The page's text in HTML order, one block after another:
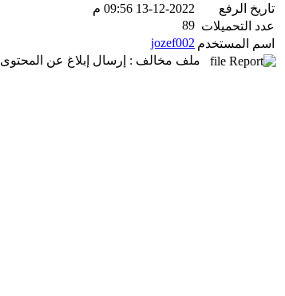
تاريخ الرفع
13-12-2022 09:56 م
عدد التحميلات 89
اسم المستخدم jozef002
ملف مخالف : إرسال إبلاغ عن المحتوى